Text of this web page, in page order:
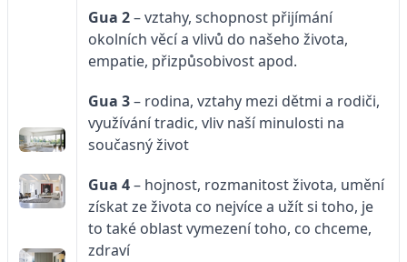
Gua 2– vztahy, schopnost přijímání
okolních věcí a vlivů do našeho života,
empatie, přizpůsobivost apod.
Gua 3– rodina, vztahy mezi dětmi a rodiči,
využívání tradic, vliv naší minulosti na
současný život
Gua 4– hojnost, rozmanitost života, umění
získat ze života co nejvíce a užít si toho, je
to také oblast vymezení toho, co chceme,
zdraví